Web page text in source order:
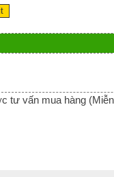
tư vấn mua hàng